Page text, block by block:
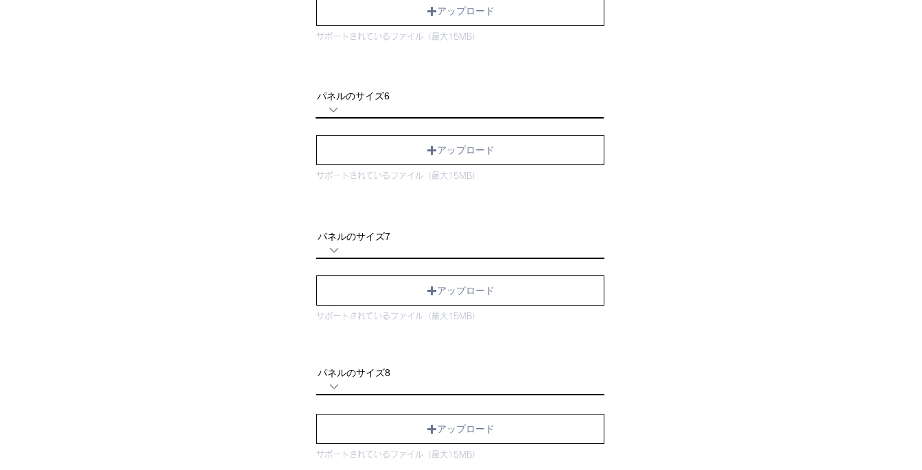
アップロード
サポートされているファイル（最大15MB）
パネルのサイズ6
アップロード
サポートされているファイル（最大15MB）
パネルのサイズ7
アップロード
サポートされているファイル（最大15MB）
パネルのサイズ8
アップロード
サポートされているファイル（最大15MB）